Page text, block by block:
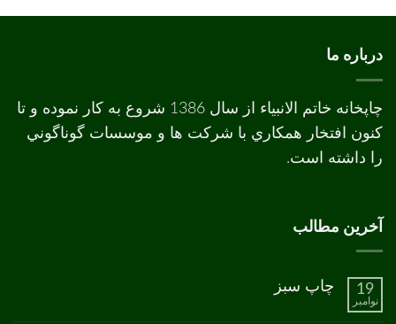
درباره ما
چاپخانه خاتم الانبیاء از سال 1386 شروع به کار نموده و تا
کنون افتخار همکاري با شرکت ها و موسسات گوناگوني
را داشته است.
آخرین مطالب
19
نوامبر
چاپ سبز